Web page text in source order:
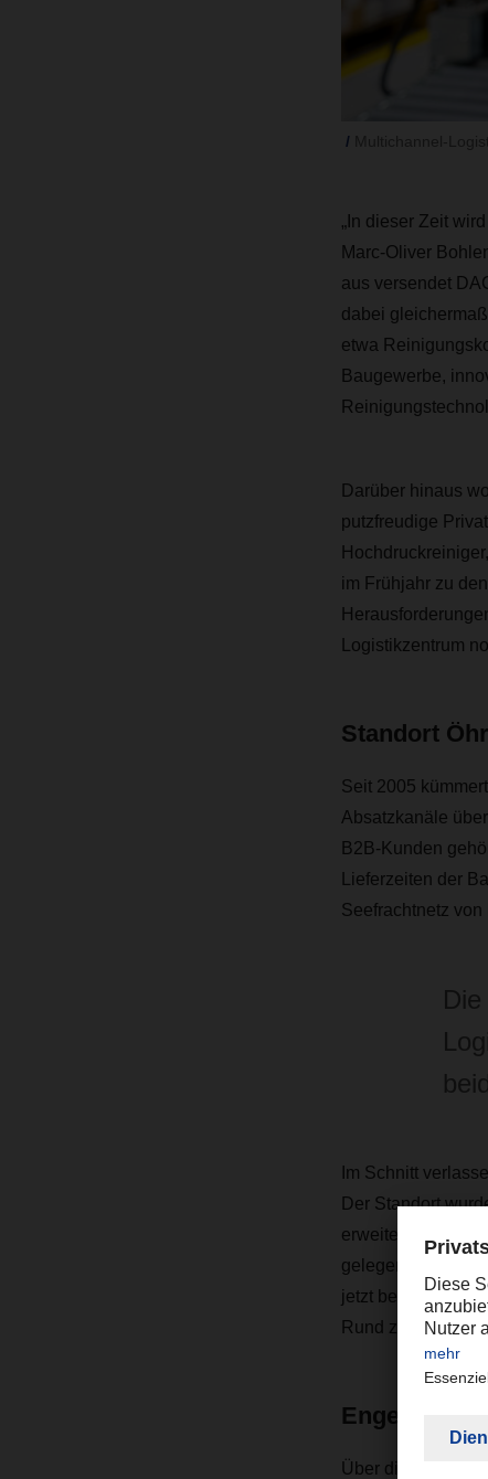
„In dieser Zeit
Marc-Oliver
aus versendet
dabei
etwa
Baugewerbe,
Darüber hinaus
putzfreudige
im Frühjahr zu
Logistikzentrum
Standort
Seit 2005
Absatzkanäle
B2B-Kunden
Lieferzeiten der
Seefrachtnetz
Im Schnitt
Der Standort
erweitert.
gelegenen
jetzt bei
Rund zwei Drittel
Enge
Über die